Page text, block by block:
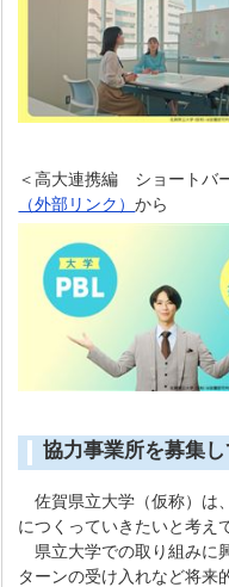
＜高大連携編 ショート
（外部リンク）から
協力事業所を募集
佐賀県立大学（仮称）は
につくっていきたいと考え
県立大学での取り組みに
ターンの受け入れなど将来